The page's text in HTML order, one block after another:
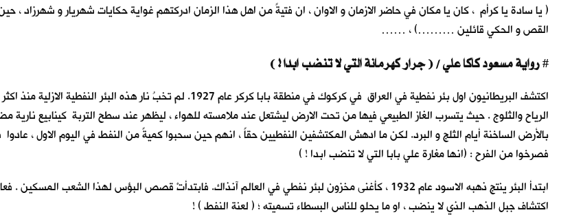
( يا سادة يا كرأم ، كان يا مكان في حاضر الازمان و الاوان ، ان فتيةً من اهل هذا الزمان ادركتهم غواية حكايات شهريار و شهرزاد
القص و الحكي قائلين ………) ، ……
#
اكتشف البريطانيون اول بئر نفطية في العراق في كركوك في منطقة بابا كركر
الرياح والثلوج . حيث يتسرب الغاز الطبيعي فيها من تحت الارض ليشتعل عند ملامسته للهواء ، ليظهر عند سطح التربة كينابيع نارية
بالأرض الساخنة أيام الثلج و البرد. لكن ما ادهش المكتشفين النفطيين حقاً ، انهم حين سحبوا كميةً من النفط في اليوم الاول ،
فصرخوا من الفرح : (انها مغارة علي بابا التي لا تنضب ابدا ! )
ابتدأ البئر ينتج ذهبه الاسود عام 1932 ، كأغنى مخزون لبئر نفطي في العالم آنذاك. فابتدأتْ قصص البؤس لهذا
اكتشاف جبل الذهب الذي لا ينضب ، او ما يحلو للناس البسطاء تسميته ؛ ( لعنة النفط ) !